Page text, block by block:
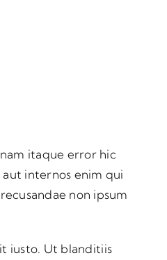
itaque error hic
internos enim qui
non ipsum
iusto. Ut blanditiis